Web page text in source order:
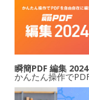
瞬簡PDF 編集 2024
かんたん操作で